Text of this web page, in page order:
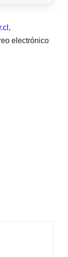
,
electrónico